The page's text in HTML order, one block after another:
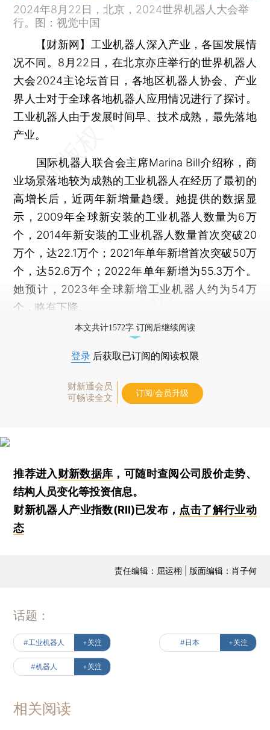
2024年8月22日，北京，2024世界机器人大会举
行。图：视觉中国
【财新网】 工业机器人深入产业，各国发展情
况不同。8月22日，在北京亦庄举行的世界机器人
大会2024主论坛首日，各地区机器人协会、产业
界人士对于全球各地机器人应用情况进行了探讨。
工业机器人由于发展时间早、技术成熟，最先落地
产业。
国际机器人联合会主席Marina Bill介绍称，商
业场景落地较为成熟的工业机器人在经历了最初的
高增长后，近两年新增量趋缓。她提供的数据显
示，2009年全球新安装的工业机器人数量为6万
个，2014年新安装的工业机器人数量首次突破20
万个，达22.1万个；2021年单年新增首次突破50万
个，达52.6万个；2022年单年新增为55.3万个。
她预计，2023年全球新增工业机器人约为54万
个，略有下降。
本文共计1572字 订阅后继续阅读
登录 后获取已订阅的阅读权限
财新通会员
可畅读全文
订阅/会员升级
推荐进入财新数据库 ，可随时查阅公司股价走势、
结构人员变化等投资信息。
财新机器人产业指数(RII)已发布， 点击了解行业动
态
责任编辑：屈运栩 | 版面编辑：肖子何
话题：
#工业机器人 +关注 #日本 +关注
#机器人 +关注
相关阅读